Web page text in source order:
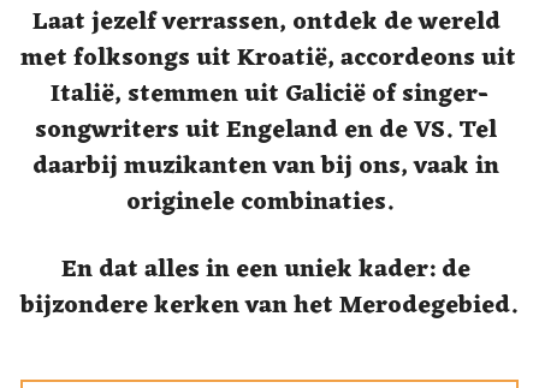
Laat jezelf verrassen, ontdek de wereld
met folksongs uit Kroatië, accordeons uit
Italië, stemmen uit Galicië of singer-
songwriters uit Engeland en de VS. Tel
daarbij muzikanten van bij ons, vaak in
originele combinaties.
En dat alles in een uniek kader: de
bijzondere kerken van het Merodegebied.